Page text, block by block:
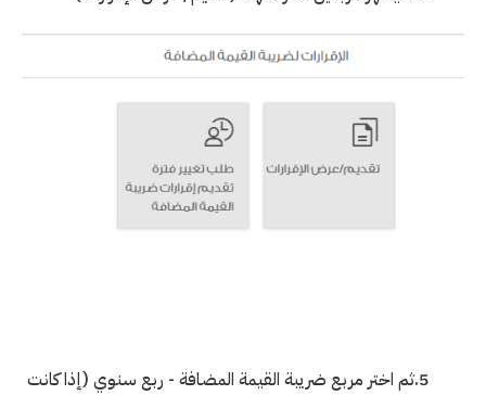
5.ثم اختر مربع ضريبة القيمة المضافة - ربع سنوي (إذا كانت